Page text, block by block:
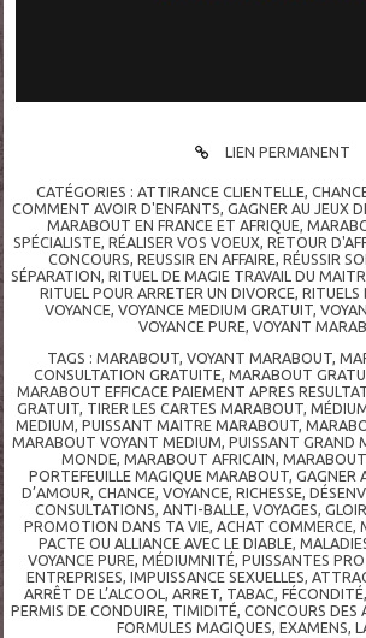
LIEN PERMANENT
CATÉGORIES :ATTIRANCE CLIENTELLE,
COMMENT AVOIR D'ENFANTS, GAGNER AU JEUX
MARABOUT EN FRANCE ET AFRIQUE,
SPÉCIALISTE, RÉALISER VOS VOEUX, RETOUR
CONCOURS,REUSSIR EN AFFAIRE,RÉUSSIR
SÉPARATION,RITUEL DE MAGIE TRAVAIL DU
RITUEL POUR ARRETER UN DIVORCE,RITUELS
VOYANCE, VOYANCE MEDIUM GRATUIT,
VOYANCE PURE,VOYANT
TAGS :MARABOUT,VOYANT MARABOUT,
CONSULTATION GRATUITE,MARABOUT
MARABOUT EFFICACE PAIEMENT APRES
GRATUIT, TIRER LES CARTES MARABOUT,
MEDIUM, PUISSANT MAITRE MARABOUT,
MARABOUT VOYANT MEDIUM,PUISSANT GRAND
MONDE,MARABOUT AFRICAIN,
PORTEFEUILLE MAGIQUE MARABOUT, GAGNER
D’AMOUR, CHANCE, VOYANCE, RICHESSE,
CONSULTATIONS,ANTI-BALLE,VOYAGES,
PROMOTION DANS TA VIE,ACHAT COMMERCE,
PACTE OU ALLIANCE AVEC LE DIABLE,
VOYANCE PURE, MÉDIUMNITÉ, PUISSANTES
ENTREPRISES, IMPUISSANCE SEXUELLES,
ARRÊT DE L’ALCOOL , ARRET, TABAC, FÉCONDITÉ,
PERMIS DE CONDUIRE, TIMIDITÉ,CONCOURS DES
FORMULES MAGIQUES,EXAMENS,